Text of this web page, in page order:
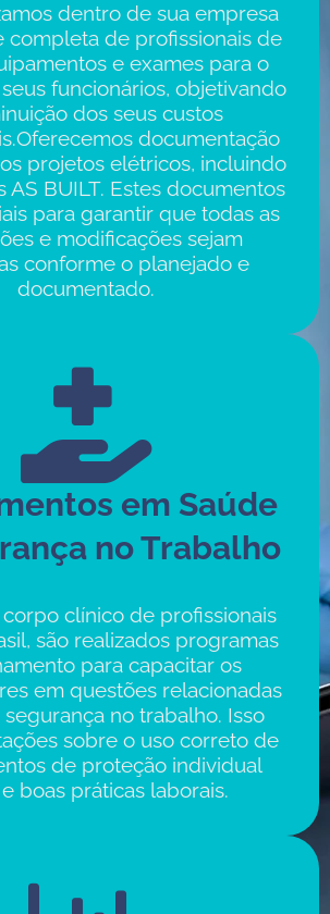
dentro de sua empresa
completa de profissionais de
e exames para o
funcionários, objetivando
dos seus custos
documentação
projetos elétricos, incluindo
AS BUILT. Estes documentos
para garantir que todas as
e modificações sejam
conforme o planejado e
documentado.
em Saúde
no Trabalho
clínico de profissionais
são realizados programas
para capacitar os
em questões relacionadas
no trabalho. Isso
sobre o uso correto de
de proteção individual
e boas práticas laborais.